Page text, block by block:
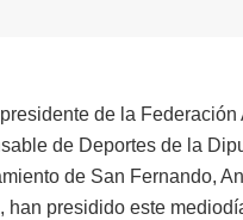
de la
de Deportes de la
de San Fernando,
han presidido este